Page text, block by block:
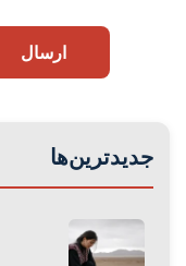
ارسال
جدیدترین‌ها